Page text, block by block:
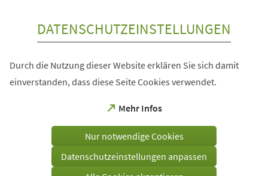
DATENSCHUTZEINSTELLUNGEN
Durch die Nutzung dieser Website erklären Sie sich damit
einverstanden, dass diese Seite Cookies verwendet.
Mehr Infos
(Öffnet
einem
Tab)
Nur notwendige Cookies
Datenschutzeinstellungen anpassen